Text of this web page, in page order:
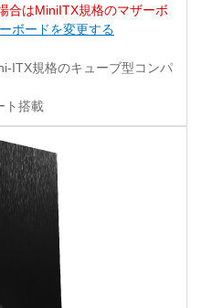
合はMiniITX規格のマザーボ
ボードを変更する
ITX規格のキューブ型コンパ
ト搭載